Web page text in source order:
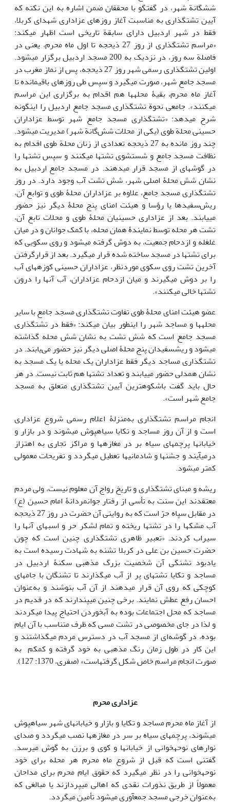
شش‎گانة شهر‌، در گفتگو با محققان ضمن اشاره به این نکته که
آیین تشت‎گذاری به مناسبت آغاز روزهای عزاداری شهدای کربلا،
فقط در شهر اردبیل دارای سابقة تاریخی است اظهار می‎کند:
«مراسم تشت‎گذاری از روز 27 ذی‎حجه تا اول ماه محرم، یعنی در
فاصلة سه روز، در نزدیک به 200 مسجد اردبیل برگزار می‎شود.
اولین تشت‎گذاری رسمی شهر روز 27 ذی‎حجه، پس از نماز مغرب در
مسجد جامع شهر، صورت می‎گیرد و سپس طی روزهای باقی‎مانده تا
آغاز ماه محرم، بقیۀ محله‎ها هم اقدام به برگزاری این مراسم
می‎کنند». جامعی نحوة تشت‎گذاری مسجد جامع اردبیل را این‎گونه
شرح می‎دهد: «تشت‎گذاری مسجد جامع شهر توسط عزاداران
حسینی محلة طوی (یکی از محلات شش‌گانة شهر) مدیریت می‎شود.
چند روز مانده به 27 ذی‎حجه تعدادی از زنان محلة طوی اقدام به
نظافت مسجد جامع و شستشوی تشت‎ها می‎کنند و سپس تشت‎ها را
در گوشه‎ای از مسجد قرار می‎دهند. در مسجد جامع اردبیل به
نشان شش محلۀ اصلی شهر، شش تشت آب وجود دارد. در روز
تشت‎گذاری مسجد جامع، علاوه بر عزاداران محلۀ طوی و توابع آن،
ریش‌سفیدها یا رؤسا و هیئت امنای پنج محلۀ دیگر نیز حضور
می‎یابند. بعد از عزاداری حسینیان محلۀ طوی و محلات تابع آن،
تشت هر محله توسط نمایندۀ همان محله، با کمک جوانان و در میان
غلغله و ازدحام جمعیت، به دوش گرفته می‎شود و روی سکویی که
برای تشت‎ها در مسجد ساخته ‎شده قرار می‎گیرد. بعد از قرارگرفتن
آخرین تشت روی سکوی موردنظر، عزاداران حسینی کوزه‎های آب
را بر دوش می‎گیرند و میان ازدحام عزاداران، آب آن‎ها را درون
تشت‎ها خالی می‎کنند».
عضو هیئت امنای محلۀ طوی تفاوت تشت‎گذاری مسجد جامع با سایر
محله‎ها و مساجد شهر را این‎طور بیان می‎کند: «فقط در تشت‎گذاری
مسجد جامع است که شش تشت به نشان شش محله گذاشته
می‎شود و ریش‎سفیدان پنج محلۀ اصلی دیگر نیز حضور می‌یابند. در
تشت‎گذاری مساجد دیگر فقط عزاداران یک محله یا یک مسجد به
نشان همدلی حضور می‎یابند و تعداد تشت‎ها هم ثابت نیست. در هر
حال باید گفت باشکوه‎ترین آیین تشت‎گذاری متعلق به مسجد
جامع شهر است».
انجام مراسم تشت‎گذاری به‌منزلۀ اعلام رسمی شروع عزاداری
است و از آن روز مساجد و تکایا سیاه‎پوش می‎شوند و در بازار و
خیابان‎ها پرچم‎های سیاه بر در مغازه‎ها و مراکز تجاری به اهتزاز
درمی‎آیند و جشن‎ها و شادمانی‎ها تعطیل می‎گردد و تفریحات معمولی
کمتر می‎شود.
ریشه و مبنای تشت‎گذاری و تاریخ رواج آن معلوم نیست، ولی مردم
معتقدند این سنت به تأسی از رفتار جوانمردانۀ امام حسین (ع)
در مقابل سپاه حرّ است که به روایتی آن حضرت در روز 27 ذی‎حجه
آب مشک‎ها را در تشت‎ها ریخته و تمام لشکر حر و اسب‎های آن‎ها را
سیراب کردند. «تعبیر ظاهری تشت‎گذاری چنین است که چون
حضرت حسین بن علی در کربلا تشنه به شهادت رسیده ‎است به
یادبود تشنگی آن شخصیت بزرگ مذهبی سکنۀ اردبیل در
مساجد و تکایا تشت‎های پر از آب می‎گذارند تا تشنگان با جام‎های
کوچکی که روی آن قرار می‎دهند از آن آب بنوشند و به‌عنوان
احسان رفع عطش نمایند. برخی چنین می‎پندارند که در قدیم در
مساجد که محل اجتماعات بوده به آب‎خوردن احتیاج پیدا می‎کردند
و لذا در جای مخصوصی در تشت مسی که ظرف متناسب با آن ایام
بوده، در گوشه‌ای از مسجد آب در دسترس مردم می‎گذاشتند و
این کار در طول زمان رنگ مذهبی به خود گرفته و کم‎کم به
صورت انجام مراسم خاص شکل گرفته‎است» (صفری، 1370: 127).
عزاداری محرم
از آغاز ماه محرم مساجد و تکایا و بازار و خیابان‎های شهر سیاه‎پوش
می‎شوند، پرچم‎های سیاه بر سر در مغازه‎ها نصب می‎گردد و صدای
نوارهای نوحه‎خوانی از خیابان‎ها و کوی و برزن به گوش می‎رسد.
گفتنی است که قبل از شروع ماه محرم هر محله برای خود
نوحه‎خوانی را در نظر می‎گیرد که حقوق ایام محرم برای مداحان
معمولاً از طریق نذورات نقدی که اهالی می‎پردازند یا مبالغی که
به‌عنوان خرجی مسجد جمع‎آوری می‎شود تأمین می‎گردد.